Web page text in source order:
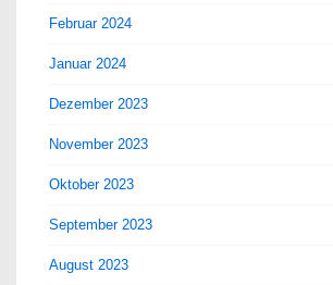
Februar 2024
Januar 2024
Dezember 2023
November 2023
Oktober 2023
September 2023
August 2023